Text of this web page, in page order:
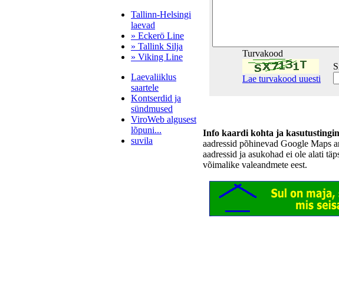
Tallinn-Helsingi
laevad
» Eckerö Line
» Tallink Silja
» Viking Line
Laevaliiklus
saartele
Kontserdid ja
sündmused
ViroWeb algusest
lõpuni...
suvila
Turvakood
Lae turvakood uuesti
Info kaardi kohta ja
aadressid põhinevad Google Maps
aadressid ja asukohad ei ole alati
võimalike valeandmete eest.